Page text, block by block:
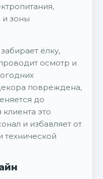
и зоны
ёлку,
осмотр и
повреждена,
до
это
и избавляет от
технической